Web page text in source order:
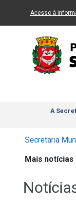
Ir ao Conteúdo
Acesso à
A
Secretaria
Mais notícias